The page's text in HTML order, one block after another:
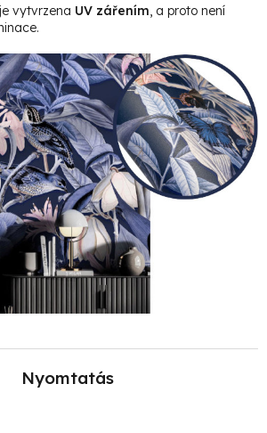
vytvrzena UV zářením, a proto není
Nyomtatás